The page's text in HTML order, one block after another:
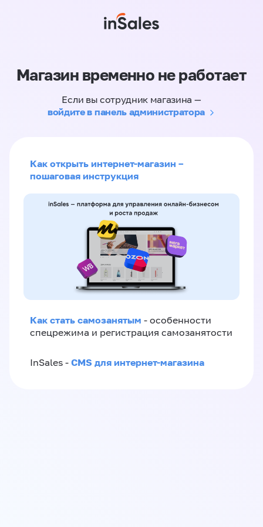
Магазин временно не работает
Если вы сотрудник магазина —
войдите в панель администратора
Как открыть интернет-магазин –
пошаговая инструкция
Как стать самозанятым - особенности
спецрежима и регистрация самозанятости
InSales - CMS для интернет-магазина